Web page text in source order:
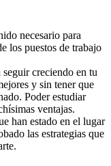
necesario para
los puestos de trabajo
seguir creciendo en tu
y sin tener que
Poder estudiar
ventajas.
han estado en el lugar
las estrategias que